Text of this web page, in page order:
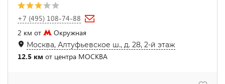
+7 (495) 108-74-88
2 км от
Окружная
Москва, Алтуфьевское ш., д. 28, 2-й этаж
12.5 км от центра МОСКВА